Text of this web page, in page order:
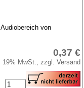
von
0,37 €
19% MwSt., zzgl. Versand